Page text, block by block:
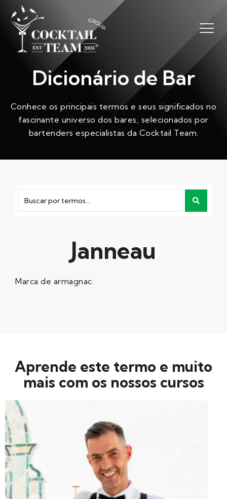
Dicionário de Bar
Conhece os principais termos e seus significados no
fascinante universo dos bares, selecionados por
bartenders especialistas da Cocktail Team.
Janneau
Marca de armagnac.
Aprende este termo e muito
mais com os nossos cursos